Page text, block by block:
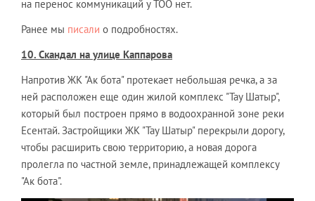
на перенос коммуникаций у ТОО нет.
Ранее мы писали о подробностях.
10. Скандал на улице Каппарова
Напротив ЖК "Ак бота" протекает небольшая речка, а за
ней расположен еще один жилой комплекс "Тау Шатыр",
который был построен прямо в водоохранной зоне реки
Есентай. Застройщики ЖК "Тау Шатыр" перекрыли дорогу,
чтобы расширить свою территорию, а новая дорога
пролегла по частной земле, принадлежащей комплексу
"Ак бота".